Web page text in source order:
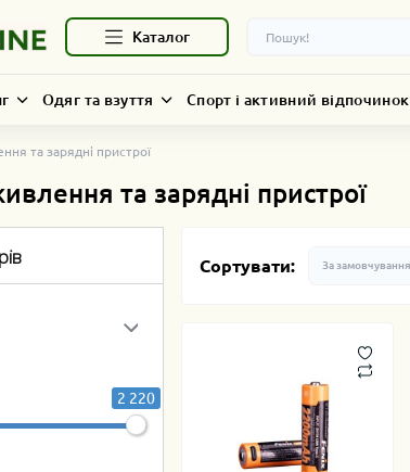
Каталог
Одяг та взуття Спорт і активний відпочинок
та зарядні пристрої
та зарядні пристрої
2 220
Сортувати: